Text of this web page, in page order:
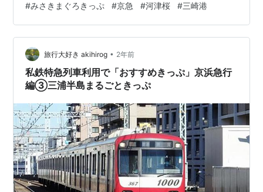
さんで昼食 14:30 三浦海岸 ビーチエンドカフェでお茶＆
雨宿り 16:30 三浦海岸駅にて京急線で帰路へ みさきまぐ
ろきっぷとは？ 京急が発売しているお得なきっぷです。
シーズンに関係なく利用可能です。 電車&バス乗車券＋
お食事券+思い出券がセットで付いて…
#みさきまぐろきっぷ #京急 #河津桜 #三崎港
旅行大好き akihirog • 2年前
私鉄特急列車利用で「おすすめきっぷ」京浜急行
編③三浦半島まるごときっぷ